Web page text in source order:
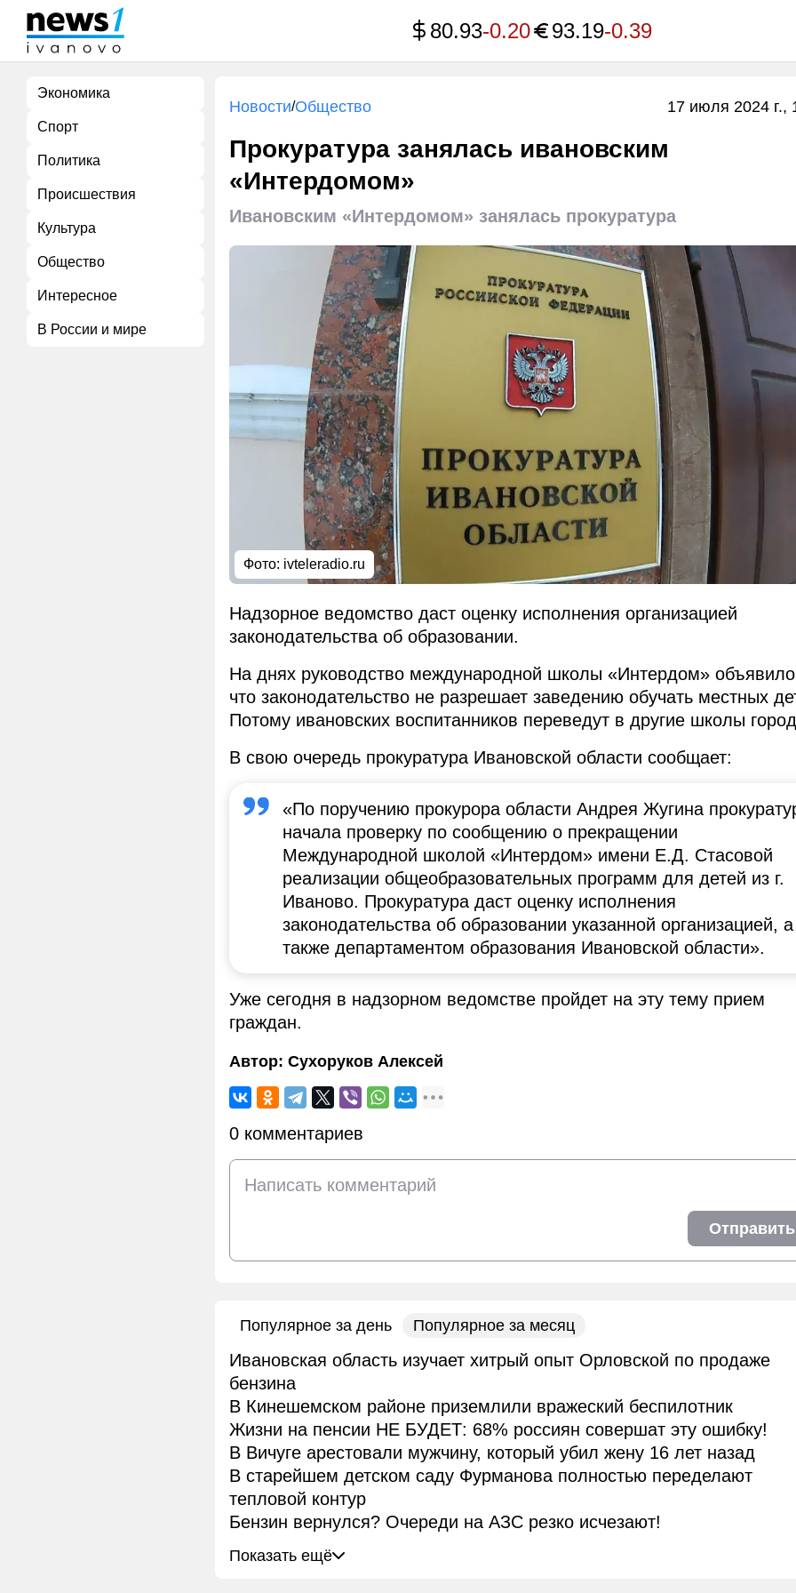
80.93-0.20 93.19-0.39
Экономика
Спорт
Политика
Происшествия
Культура
Общество
Интересное
В России и мире
Новости/Общество 17 июля 2024 г.,
Прокуратура занялась ивановским
«Интердомом»
Ивановским «Интердомом» занялась прокуратура
Фото: ivteleradio.ru
Надзорное ведомство даст оценку исполнения организацией
законодательства об образовании.
На днях руководство международной школы «Интердом»
что законодательство не разрешает заведению обучать местных
Потому ивановских воспитанников переведут в другие школы
В свою очередь прокуратура Ивановской области сообщает:
«По поручению прокурора области Андрея Жугина
начала проверку по сообщению о прекращении
Международной школой «Интердом» имени Е.Д. Стасовой
реализации общеобразовательных программ для детей из г.
Иваново. Прокуратура даст оценку исполнения
законодательства об образовании указанной организацией, а
также департаментом образования Ивановской области».
Уже сегодня в надзорном ведомстве пройдет на эту тему прием
граждан.
Автор: Сухоруков Алексей
0 комментариев
Отправить
Популярное за день Популярное за месяц
Ивановская область изучает хитрый опыт Орловской по продаже
бензина
В Кинешемском районе приземлили вражеский беспилотник
Жизни на пенсии НЕ БУДЕТ: 68% россиян совершат эту ошибку!
В Вичуге арестовали мужчину, который убил жену 16 лет назад
В старейшем детском саду Фурманова полностью переделают
тепловой контур
Бензин вернулся? Очереди на АЗС резко исчезают!
Показать ещё